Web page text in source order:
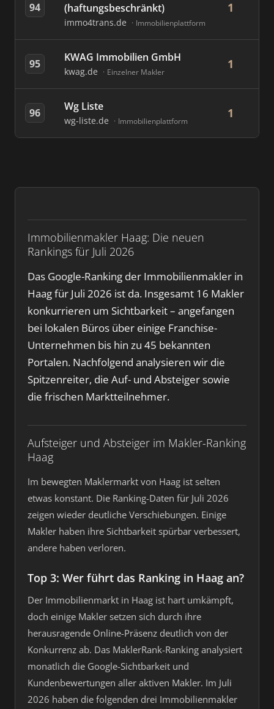
Immobilienmakler Haag: Die neuen
Rankings für Juli 2026
Das Google-Ranking der Immobilienmakler in
Haag für Juli 2026 ist da. Insgesamt 16 Makler
konkurrieren um Sichtbarkeit – angefangen
bei lokalen Büros über einige Franchise-
Unternehmen bis hin zu 45 bekannten
Portalen. Nachfolgend analysieren wir die
Spitzenreiter, die Auf- und Absteiger sowie
die frischen Marktteilnehmer.
Aufsteiger und Absteiger im Makler-Ranking
Haag
Im bewegten Maklermarkt von Haag ist selten
etwas konstant. Die Ranking-Daten für Juli 2026
zeigen wieder deutliche Verschiebungen. Einige
Makler haben ihre Sichtbarkeit spürbar verbessert,
andere haben verloren.
Top 3: Wer führt das Ranking in Haag an?
Der Immobilienmarkt in Haag ist hart umkämpft,
doch einige Makler setzen sich durch ihre
herausragende Online-Präsenz deutlich von der
Konkurrenz ab. Das MaklerRank-Ranking analysiert
monatlich die Google-Sichtbarkeit und
Kundenbewertungen aller aktiven Makler. Im Juli
2026 haben die folgenden drei Immobilienmakler
94 (haftungsbeschränkt)
immo4trans.de Immobilienplattform
1
95 KWAG Immobilien GmbH
kwag.de Einzelner Makler
1
96 Wg Liste
wg-liste.de Immobilienplattform
1